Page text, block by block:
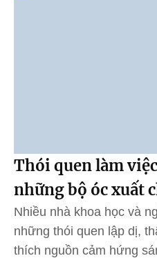
Thói quen làm
những bộ óc xuất
Nhiều nhà khoa học và
những thói quen lập dị,
thích nguồn cảm hứng